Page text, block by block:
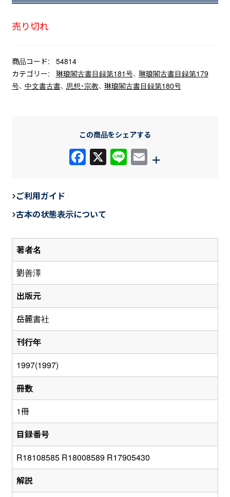
売り切れ
商品コード:
54814
カテゴリー:
琳琅閣古書目録第181号、 琳琅閣古書目録第179
号、 中文書古書、 思想・宗教、 琳琅閣古書目録第180号
著者名
劉善澤
出版元
岳麓書社
刊行年
1997(1997)
冊数
1冊
目録番号
R18108585 R18008589 R17905430
解説
この商品をシェアする
F
e
b
o
o
X Li E
+
ご利用ガイド
古本の状態表示について